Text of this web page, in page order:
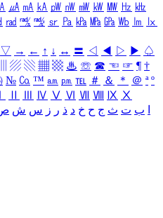
㎂ ㎃ ㎄ ㎺ ㎻ ㎽ ㎾ ㎿ ㎐ ㎑
㎭ ㎮ ㎯ ㏛ ㎩ ㎪ ㎫ ㎬ ㏝ ㏐
㏓
▽ → ← ↑ ↓ ↔ 〓 ◁ ◀ ▷ ▶ ♤
▨ ▧ ▦ ▩ ♨ ☏ ☎ ☜ ☞ ¶ †
№ ㏇ ™ ㏂ ㏘ ℡ ＃ ＆ ＊ ＠ ª º
Ⅳ Ⅴ Ⅵ Ⅶ Ⅷ Ⅸ Ⅹ
ب ت ث ج ح خ د ذ ر ز س ش